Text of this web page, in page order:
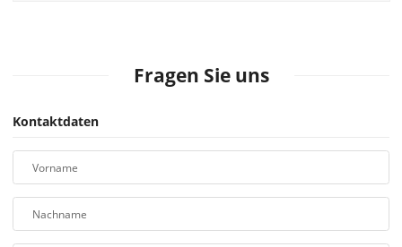
Fragen Sie uns
Kontaktdaten
Vorname
Nachname